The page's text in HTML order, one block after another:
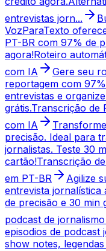
entrevistas jorn...
VozParaTexto
PT-BR com 97% de
agora!Roteiro
com IA
Gere seu
reportagem com
entrevistas e
grátis.Transcrição de
com IA
precisão. Ideal para
jornalistas. Teste 30
cartão!Transcrição
em PT-BR
Agilize
entrevista jornalística
de precisão e 30 min
podcast de
episodios de podcast
show notes,